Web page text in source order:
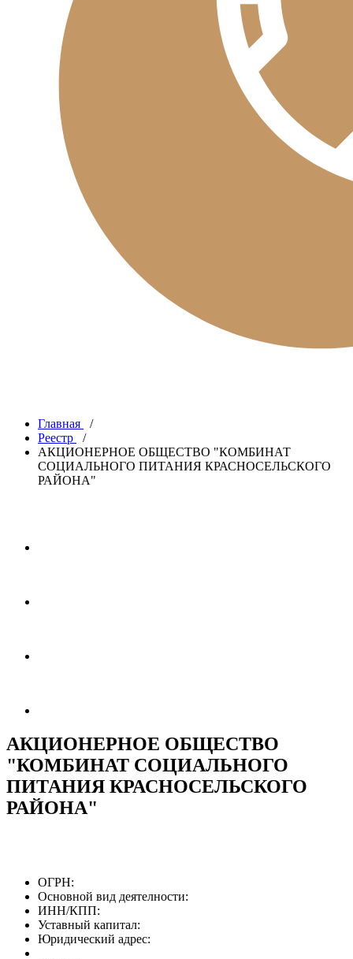
Главная
/
Реестр
/
АКЦИОНЕРНОЕ ОБЩЕСТВО "КОМБИНАТ
СОЦИАЛЬНОГО ПИТАНИЯ КРАСНОСЕЛЬСКОГО
РАЙОНА"
АКЦИОНЕРНОЕ ОБЩЕСТВО
"КОМБИНАТ СОЦИАЛЬНОГО
ПИТАНИЯ КРАСНОСЕЛЬСКОГО
РАЙОНА"
ОГРН:
Основной вид деятелности:
ИНН/КПП:
Уставный капитал:
Юридический адрес: